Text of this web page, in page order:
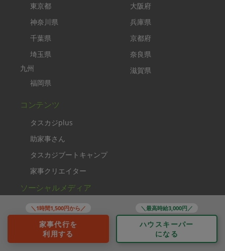
＼1時間1,500円から／
家事代行を
利用する
＼最高時給3,000円／
ハウスキーパー
になる
東京都
神奈川県
千葉県
埼玉県
九州
福岡県
大阪府
兵庫県
京都府
奈良県
滋賀県
コンテンツ
タスカジplus
助家事さん
タスカジブートキャンプ
家事クリエイター
ソーシャルメディア